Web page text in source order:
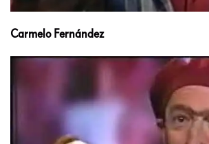
Carmelo Fernández